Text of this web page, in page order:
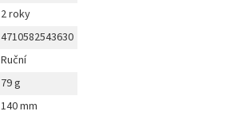
2 roky
4710582543630
Ruční
79 g
140 mm